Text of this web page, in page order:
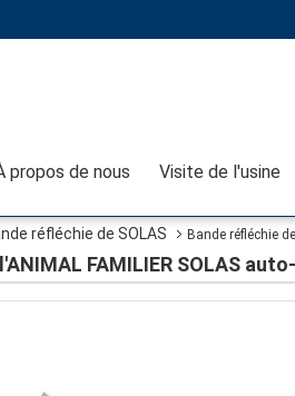
propos de nous Visite de l'usine
réfléchie de SOLAS Bande réfléchie
FAMILIER SOLAS